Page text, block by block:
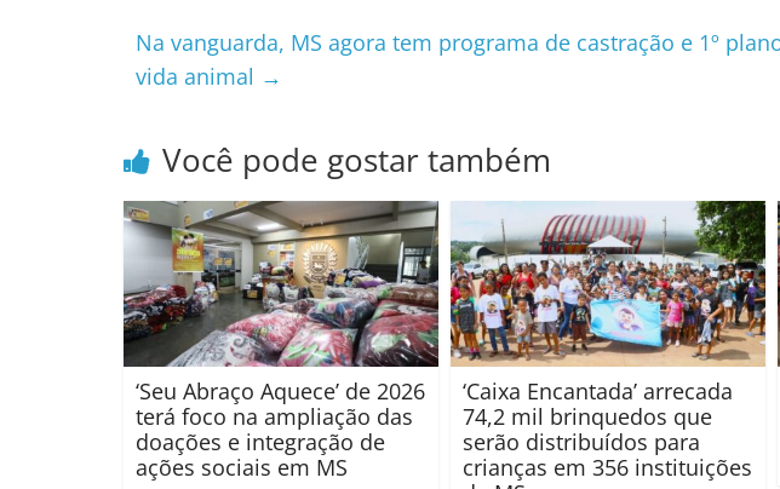
Na vanguarda, MS agora tem programa de castração e 1º
vida animal →
Você pode gostar também
‘Seu Abraço Aquece’ de 2026
terá foco na ampliação das
doações e integração de
ações sociais em MS
‘Caixa Encantada’ arrecada
74,2 mil brinquedos que
serão distribuídos para
crianças em 356 instituições